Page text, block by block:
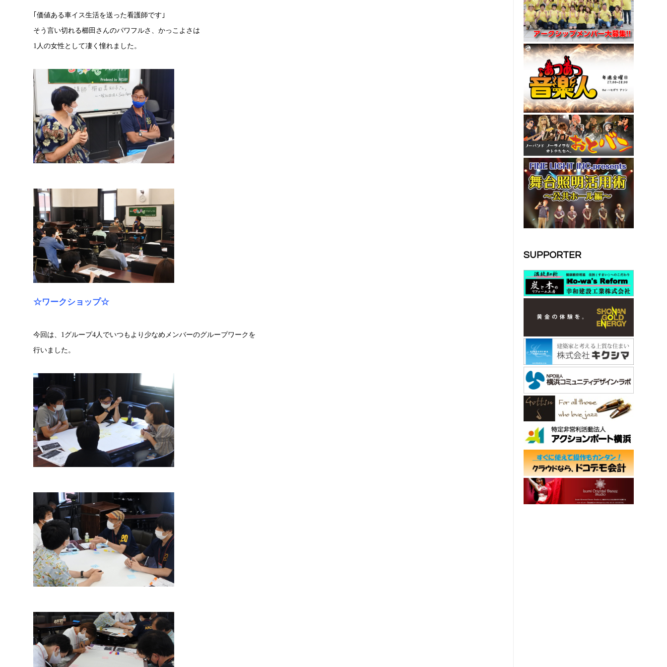
｢価値ある車イス生活を送った看護師です｣
そう言い切れる櫛田さんのパワフルさ、かっこよさは
1人の女性として凄く憧れました。
☆ワークショップ☆
今回は、1グループ4人でいつもより少なめメンバーのグループワークを
行いました。
SUPPORTER